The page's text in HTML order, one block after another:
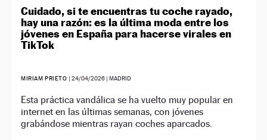
Cuidado, si te encuentras tu coche rayado,
hay una razón: es la última moda entre los
jóvenes en España para hacerse virales en
TikTok
MIRIAM PRIETO | 24/04/2026| MADRID
Esta práctica vandálica se ha vuelto muy popular en
internet en las últimas semanas, con jóvenes
grabándose mientras rayan coches aparcados.